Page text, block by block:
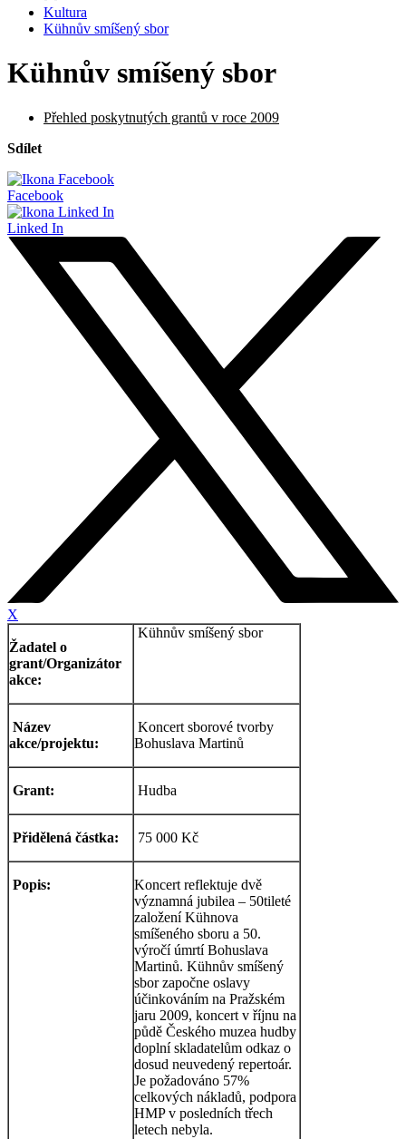
Kultura
Kühnův smíšený sbor
Kühnův smíšený sbor
Přehled poskytnutých grantů v roce 2009
Sdílet
Facebook
Linked In
X
Žadatel o
grant/Organizátor
akce:
Kühnův smíšený sbor
Název
akce/projektu:
Koncert sborové tvorby
Bohuslava Martinů
Grant: Hudba
Přidělená částka: 75 000 Kč
Popis:
Koncert reflektuje dvě
významná jubilea – 50tileté
založení Kühnova
smíšeného sboru a 50.
výročí úmrtí Bohuslava
Martinů. Kühnův smíšený
sbor započne oslavy
účinkováním na Pražském
jaru 2009, koncert v říjnu na
půdě Českého muzea hudby
doplní skladatelům odkaz o
dosud neuvedený repertoár.
Je požadováno 57%
celkových nákladů, podpora
HMP v posledních třech
letech nebyla.